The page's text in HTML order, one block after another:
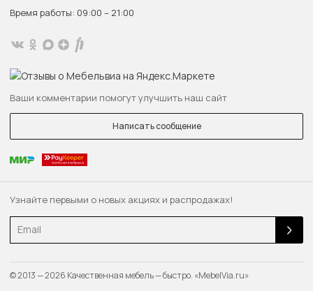
Узнайте первыми о новых акциях и распродажах!
Email
Время работы: 09:00 – 21:00
Ваши комментарии помогут улучшить наш сайт
Написать сообщение
© 2013 — 2026 Качественная мебель — быстро. «MebelVia.ru»